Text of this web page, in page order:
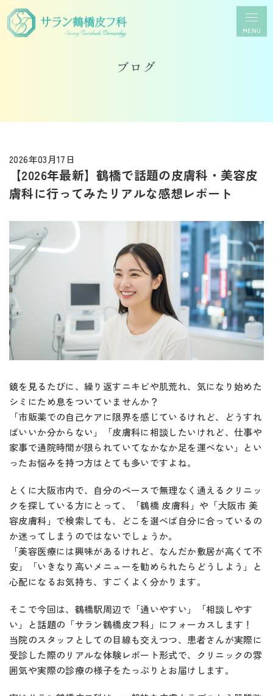
MENU
ブログ
2026年03月17日
【2026年最新】鶴橋で話題の皮膚科・美容皮
膚科に行ってみたリアルな感想レポート
鏡を見るたびに、繰り返すニキビや肌荒れ、気になり始めた
シミにため息をついていませんか？
「市販薬での自己ケアに限界を感じているけれど、どうすれ
ばいいか分からない」「皮膚科に相談したいけれど、仕事や
家事で通院時間が限られていてなかなか足を運べない」とい
ったお悩みを持つ方はとても多いですよね。
とくに大阪市内で、自分のペースで無理なく通えるクリニッ
クを探している方にとって、「鶴橋 皮膚科」や「大阪市 美
容皮膚科」で検索しても、どこを選べば自分に合っているの
か迷ってしまうのではないでしょうか。
「美容医療には興味があるけれど、なんだか敷居が高くて不
安」「いきなり高いメニューを勧められたらどうしよう」と
心配になるお気持ち、すごくよく分かります。
そこで今回は、鶴橋駅周辺で「通いやすい」「相談しやす
い」と話題の「サラン鶴橋皮フ科」にフォーカスします！
当院のスタッフとしての目線も交えつつ、患者さんが実際に
受診した際のリアルな体験レポート形式で、クリニックの雰
囲気や実際の診療の様子をたっぷりとお届けします。